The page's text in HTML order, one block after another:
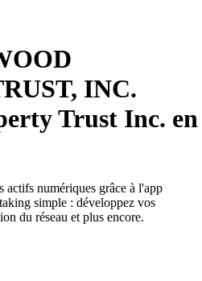
INC.
Trust Inc. en
actifs numériques grâce à l'app
simple : développez vos
du réseau et plus encore.